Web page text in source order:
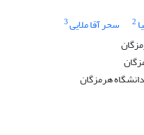
2 سحر آقا ملایی3
هرمزگان